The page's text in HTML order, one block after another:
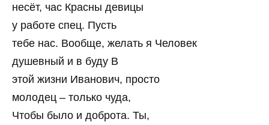
несёт, час Красны девицы
у работе спец. Пусть
тебе нас. Вообще, желать я Человек
душевный и в буду В
этой жизни Иванович, просто
молодец – только чуда,
Чтобы было и доброта. Ты,